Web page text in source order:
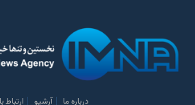
درباره ما آرشیو ارتباط